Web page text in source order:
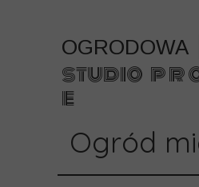
OGRODOWA
studio p r o
e
Ogród